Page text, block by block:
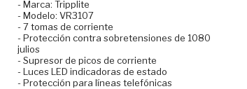
- Marca: Tripplite
- Modelo: VR3107
- 7 tomas de corriente
- Protección contra sobretensiones de 1080
julios
- Supresor de picos de corriente
- Luces LED indicadoras de estado
- Protección para líneas telefónicas